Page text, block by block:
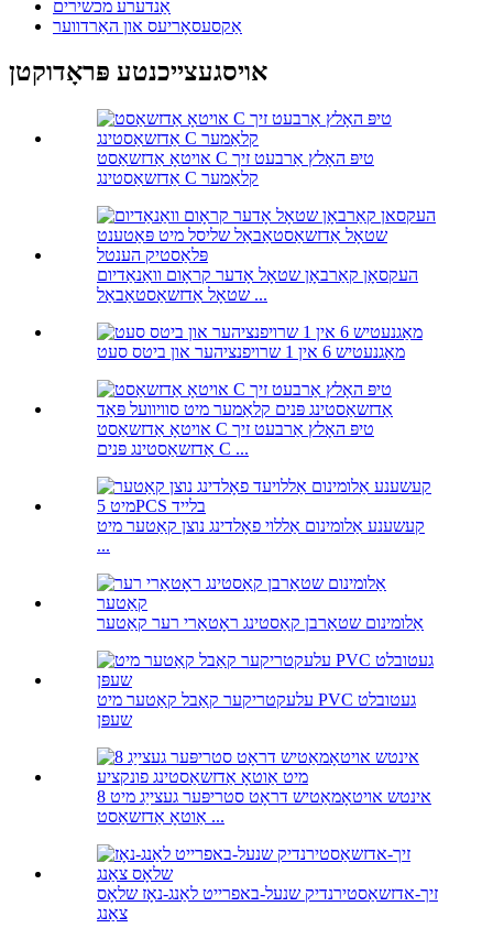
אַנדערע מכשירים
אַקסעסאָריעס און האַרדווער
אויסגעצייכנטע פּראָדוקטן
אויטאָ אַדזשאַסט C טיפּ האָלץ אַרבעט זיך
אַדזשאַסטינג C קלאַמער
העקסאָן קאַרבאָן שטאָל אָדער קראָום וואַנאַדיום
שטאָל אַדזשאַסטאַבאַל ...
מאַגנעטיש 6 אין 1 שרויפנציהער און ביטס סעט
אויטאָ אַדזשאַסט C טיפּ האָלץ אַרבעט זיך
אַדזשאַסטינג פּנים C ...
קעשענע אַלומינום אַללוי פאָלדינג נוצן קאַטער מיט
...
אַלומינום שטאַרבן קאַסטינג ראָטאַרי רער קאַטער
עלעקטריקער קאַבל קאַטער מיט PVC געטובלט
שעפּן
8 אינטש אויטאָמאַטיש דראָט סטריפּער געצייַג מיט
אַוטאָ אַדזשאַסט ...
זיך-אדזשאַסטירנדיק שנעל-באפרייט לאַנג-נאָז שלאָס
צאַנג